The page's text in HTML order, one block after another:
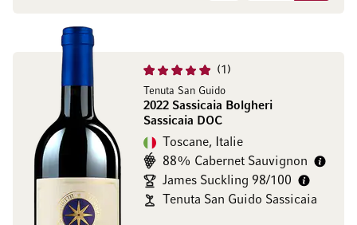
1
Tenuta San Guido
2022 Sassicaia Bolgheri
Sassicaia DOC
Toscane, Italie
88% Cabernet Sauvignon
James Suckling 98/100
Tenuta San Guido Sassicaia